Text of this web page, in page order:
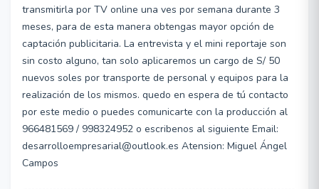
transmitirla por TV online una ves por semana durante 3
meses, para de esta manera obtengas mayor opción de
captación publicitaria. La entrevista y el mini reportaje son
sin costo alguno, tan solo aplicaremos un cargo de S/ 50
nuevos soles por transporte de personal y equipos para la
realización de los mismos. quedo en espera de tú contacto
por este medio o puedes comunicarte con la producción al
966481569 / 998324952 o escribenos al siguiente Email:
desarrolloempresarial@outlook.es Atension: Miguel Ángel
Campos